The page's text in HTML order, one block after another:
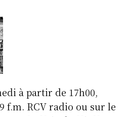
à partir de 17h00,
f.m. RCV radio ou sur le